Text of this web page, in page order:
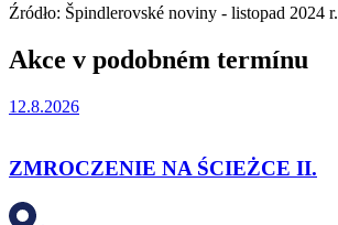
Źródło: Špindlerovské noviny - listopad 2024 r.
Akce v podobném termínu
12.8.2026
ZMROCZENIE NA ŚCIEŻCE II.